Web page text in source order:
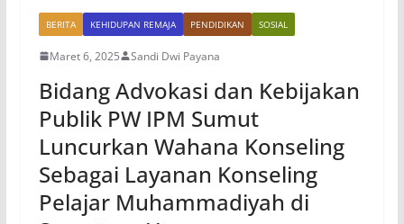
BERITA KEHIDUPAN REMAJA PENDIDIKAN SOSIAL
Maret 6, 2025 Sandi Dwi Payana
Bidang Advokasi dan Kebijakan
Publik PW IPM Sumut
Luncurkan Wahana Konseling
Sebagai Layanan Konseling
Pelajar Muhammadiyah di